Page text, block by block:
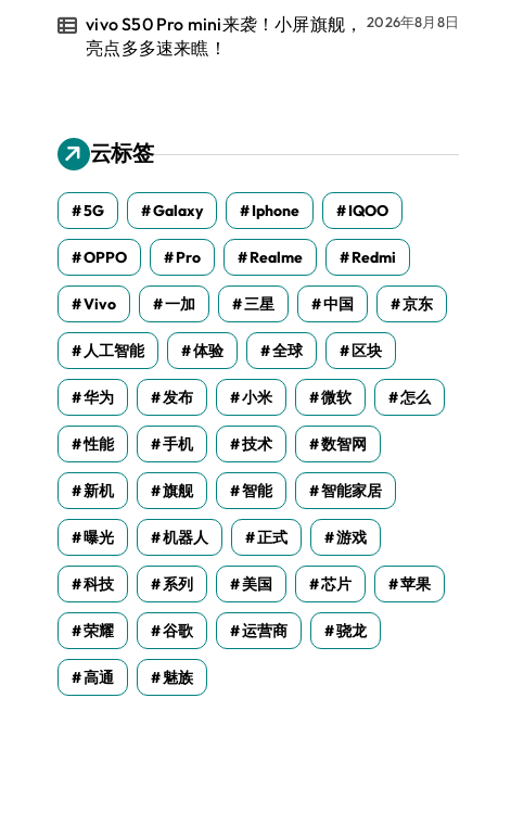
vivo S50 Pro mini来袭！小屏旗舰，
亮点多多速来瞧！
2026年8月8日
云标签
5G Galaxy Iphone IQOO
OPPO Pro Realme Redmi
Vivo 一加 三星 中国 京东
人工智能 体验 全球 区块
华为 发布 小米 微软 怎么
性能 手机 技术 数智网
新机 旗舰 智能 智能家居
曝光 机器人 正式 游戏
科技 系列 美国 芯片 苹果
荣耀 谷歌 运营商 骁龙
高通 魅族